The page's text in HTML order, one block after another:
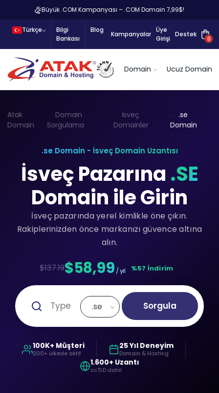
Büyük .COM Kampanyası – .COM Domain 7,99$!
Türkçe
Bilgi
Bankası
Blog
Kampanyalar
Üye
Girişi
Destek
0
Domain Ucuz Domain
Atak
Domain
Domain
Sorgulama
İsveç
Domainler
.se
Domain
.se Domain - İsveç Domain Uzantısı
İsveç Pazarına .SE
Domain ile Girin
İsveç pazarında yerel kimlikle öne çıkın.
Rakiplerinizden önce markanızı güvence altına
alın.
$137.19$58,99 / yıl %57 İndirim
.se Sorgula
100K+ Müşteri
200+ ülkede aktif
25 Yıl Deneyim
Domain & Hosting
1.600+ Uzantı
ccTLD dahil